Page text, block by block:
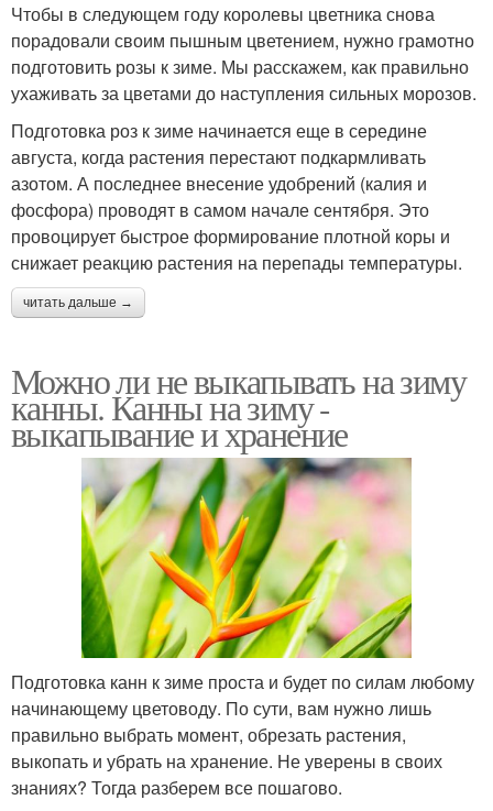
Чтобы в следующем году королевы цветника снова
порадовали своим пышным цветением, нужно грамотно
подготовить розы к зиме. Мы расскажем, как правильно
ухаживать за цветами до наступления сильных морозов.
Подготовка роз к зиме начинается еще в середине
августа, когда растения перестают подкармливать
азотом. А последнее внесение удобрений (калия и
фосфора) проводят в самом начале сентября. Это
провоцирует быстрое формирование плотной коры и
снижает реакцию растения на перепады температуры.
читать дальше →
Можно ли не выкапывать на зиму
канны. Канны на зиму -
выкапывание и хранение
Подготовка канн к зиме проста и будет по силам любому
начинающему цветоводу. По сути, вам нужно лишь
правильно выбрать момент, обрезать растения,
выкопать и убрать на хранение. Не уверены в своих
знаниях? Тогда разберем все пошагово.